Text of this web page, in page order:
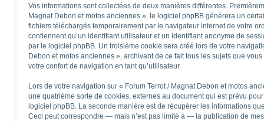
Vos informations sont collectées de deux manières différentes.
Magnat Debon et motos anciennes », le logiciel phpBB génèrera un
fichiers téléchargés temporairement par le navigateur internet de votre
contiennent qu’un identifiant utilisateur et un identifiant anonyme de
par le logiciel phpBB. Un troisième cookie sera créé lors de votre
Debon et motos anciennes », archivant de ce fait tous les sujets que
votre confort de navigation en tant qu’utilisateur.
Lors de votre navigation sur « Forum Terrot / Magnat Debon et motos
une quatrième sorte de cookies, externes au document qui est prévu
logiciel phpBB. La seconde manière est de récupérer les informations
Ceci peut correspondre — mais n’est pas limité à — la publication de